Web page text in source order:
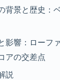
背景と歴史：
影響：ローフ
アの交差点
説